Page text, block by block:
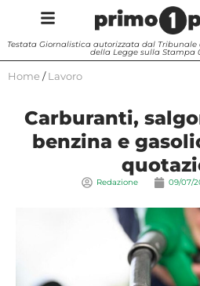
Testata Giornalistica autorizzata dal
della Legge sulla Stampa
Home / Lavoro
Carburanti,
benzina e
Redazione 09/07/